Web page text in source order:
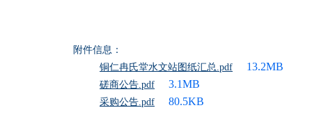
附件信息：
铜仁冉氏堂水文站图纸汇总.pdf
13.2MB
磋商公告.pdf 3.1MB
采购公告.pdf 80.5KB